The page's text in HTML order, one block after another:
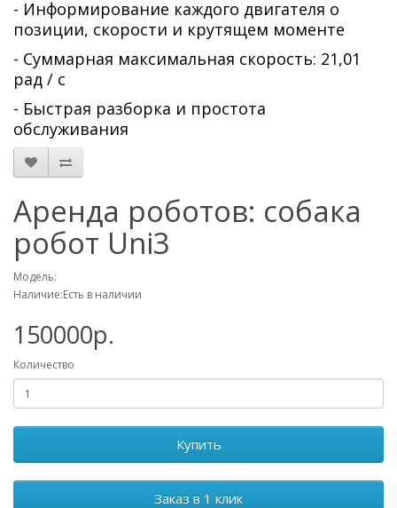
- Информирование каждого двигателя о
позиции, скорости и крутящем моменте
- Суммарная максимальная скорость: 21,01
рад / с
- Быстрая разборка и простота
обслуживания
Аренда роботов: собака
робот Uni3
Модель:
Наличие:Есть в наличии
150000р.
Количество
Купить
Заказ в 1 клик